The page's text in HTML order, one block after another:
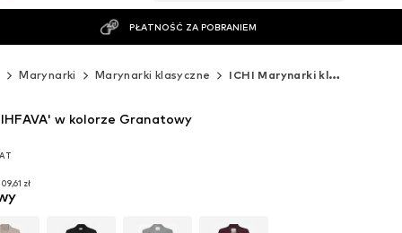
PŁATNOŚĆ ZA POBRANIEM
Marynarki Marynarki klasyczne ICHI Marynarki klasyczne
zł
zł
w kolorze Granatowy